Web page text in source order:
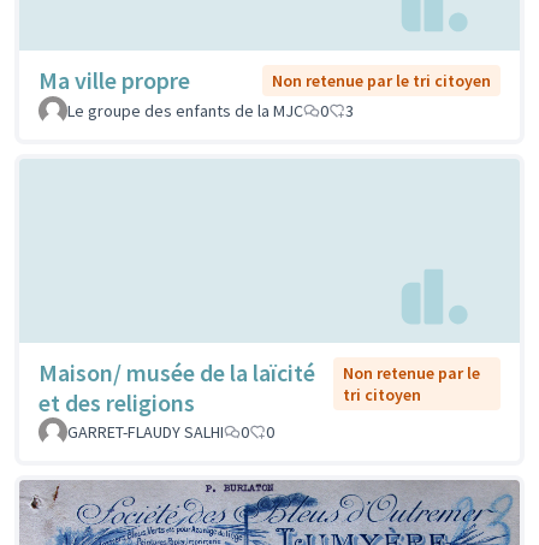
Ma ville propre
Non retenue par le tri citoyen
Le groupe des enfants de la MJC
0 3
Maison/ musée de la laïcité
et des religions
Non retenue par le
tri citoyen
GARRET-FLAUDY SALHI
0 0